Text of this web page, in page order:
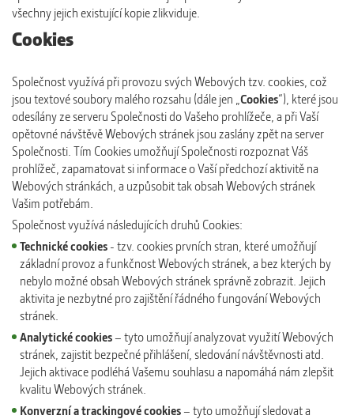
všechny jejich existující kopie zlikviduje.
Cookies
Společnost využívá při provozu svých Webových tzv. cookies, což
jsou textové soubory malého rozsahu (dále jen „Cookies“), které jsou
odesílány ze serveru Společnosti do Vašeho prohlížeče, a při Vaší
opětovné návštěvě Webových stránek jsou zaslány zpět na server
Společnosti. Tím Cookies umožňují Společnosti rozpoznat Váš
prohlížeč, zapamatovat si informace o Vaší předchozí aktivitě na
Webových stránkách, a uzpůsobit tak obsah Webových stránek
Vašim potřebám.
Společnost využívá následujících druhů Cookies:
Technické cookies - tzv. cookies prvních stran, které umožňují
základní provoz a funkčnost Webových stránek, a bez kterých by
nebylo možné obsah Webových stránek správně zobrazit. Jejich
aktivita je nezbytné pro zajištění řádného fungování Webových
stránek.
Analytické cookies – tyto umožňují analyzovat využití Webových
stránek, zajistit bezpečné přihlášení, sledování návštěvnosti atd.
Jejich aktivace podléhá Vašemu souhlasu a napomáhá nám zlepšit
kvalitu Webových stránek.
Konverzní a trackingové cookies – tyto umožňují sledovat a